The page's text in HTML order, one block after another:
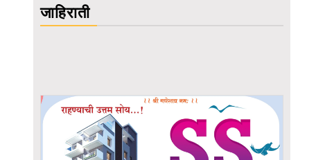
जाहिराती